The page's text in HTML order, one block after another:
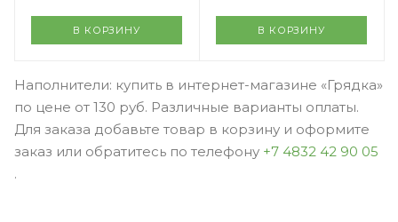
В КОРЗИНУ В КОРЗИНУ
Наполнители: купить в интернет-магазине «Грядка»
по цене от 130 руб. Различные варианты оплаты.
Для заказа добавьте товар в корзину и оформите
заказ или обратитесь по телефону +7 4832 42 90 05
.